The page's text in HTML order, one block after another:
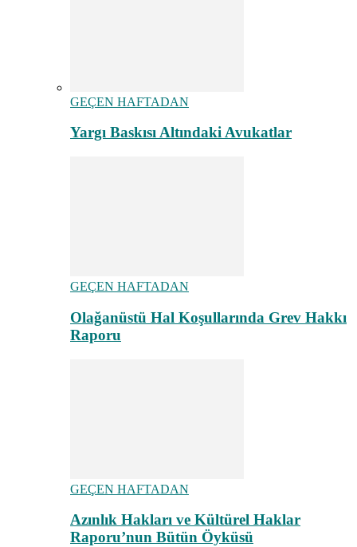
GEÇEN HAFTADAN
Yargı Baskısı Altındaki Avukatlar
GEÇEN HAFTADAN
Olağanüstü Hal Koşullarında Grev Hakkı
Raporu
GEÇEN HAFTADAN
Azınlık Hakları ve Kültürel Haklar
Raporu’nun Bütün Öyküsü